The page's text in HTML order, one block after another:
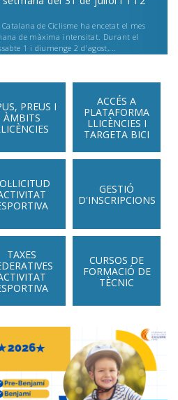
de Ciclisme ha encetat el mes
de màxima intensitat. Durant el
1 i diumenge 2 d'agost,...
PREUS I
ÀMBITS
ACCÉS A
PLATAFORMA
LLICÈNCIES I
GESTIÓ
TAXES
CURSOS DE
FORMACIÓ DE